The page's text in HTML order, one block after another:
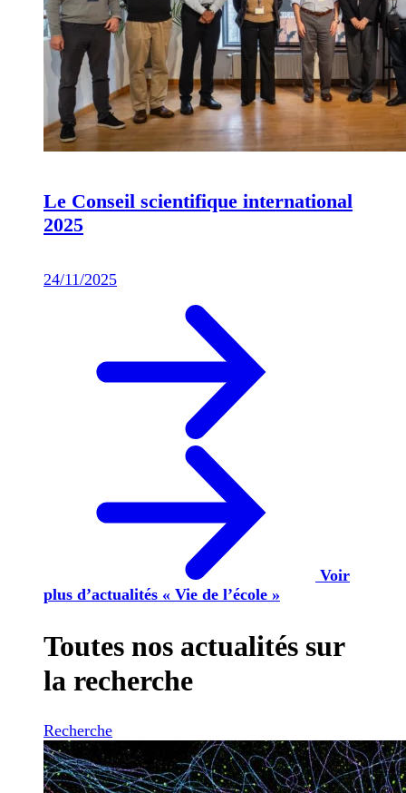
Le Conseil scientifique international
2025
24/11/2025
Voir
plus d’actualités « Vie de l’école »
Toutes nos actualités sur
la recherche
Recherche